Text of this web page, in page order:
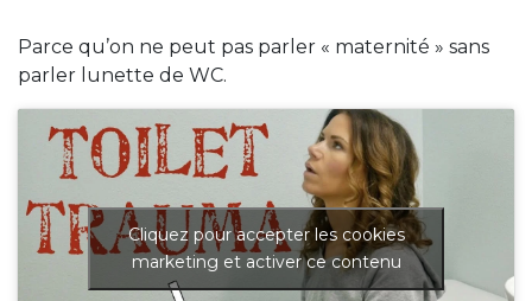
Parce qu’on ne peut pas parler « maternité » sans
parler lunette de WC.
Cliquez pour accepter les cookies
marketing et activer ce contenu